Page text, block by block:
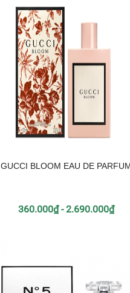
GUCCI BLOOM EAU DE
360.000₫ - 2.690.000₫